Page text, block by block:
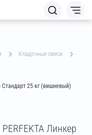
кладочные смеси
Стандарт 25 кг (вишневый)
Линкер